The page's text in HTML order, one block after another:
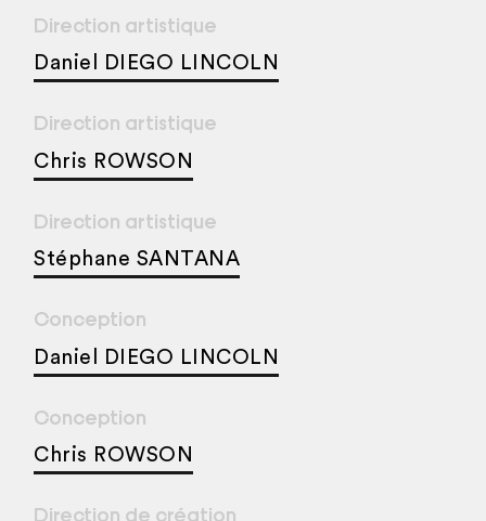
Direction artistique
Daniel DIEGO LINCOLN
Direction artistique
Chris ROWSON
Direction artistique
Stéphane SANTANA
Conception
Daniel DIEGO LINCOLN
Conception
Chris ROWSON
Direction de création